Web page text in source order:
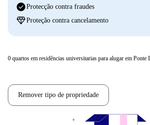
check_circleProtecção contra fraudes
diamondProteção contra cancelamento
0 quartos em residências universitarias para alugar em Ponte
Remover tipo de propriedade